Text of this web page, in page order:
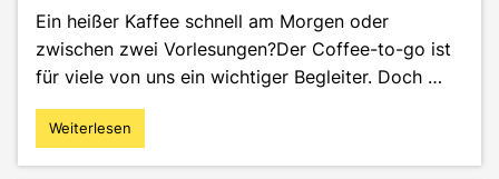
Ein heißer Kaffee schnell am Morgen oder
zwischen zwei Vorlesungen?Der Coffee-to-go ist
für viele von uns ein wichtiger Begleiter. Doch …
"Coffee-
to-
Weiterlesen